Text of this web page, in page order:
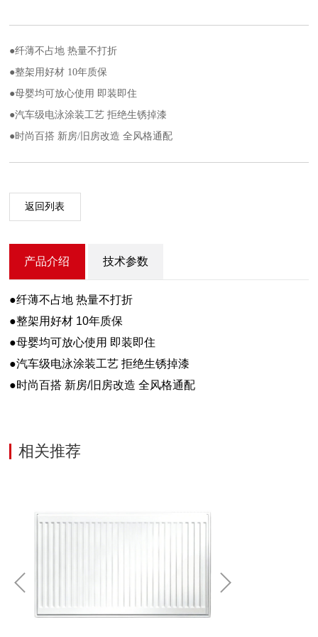
●纤薄不占地 热量不打折
●整架用好材 10年质保
●母婴均可放心使用 即装即住
●汽车级电泳涂装工艺 拒绝生锈掉漆
●时尚百搭 新房/旧房改造 全风格通配
返回列表
产品介绍 技术参数
●纤薄不占地 热量不打折
●整架用好材 10年质保
●母婴均可放心使用 即装即住
●汽车级电泳涂装工艺 拒绝生锈掉漆
●时尚百搭 新房/旧房改造 全风格通配
相关推荐